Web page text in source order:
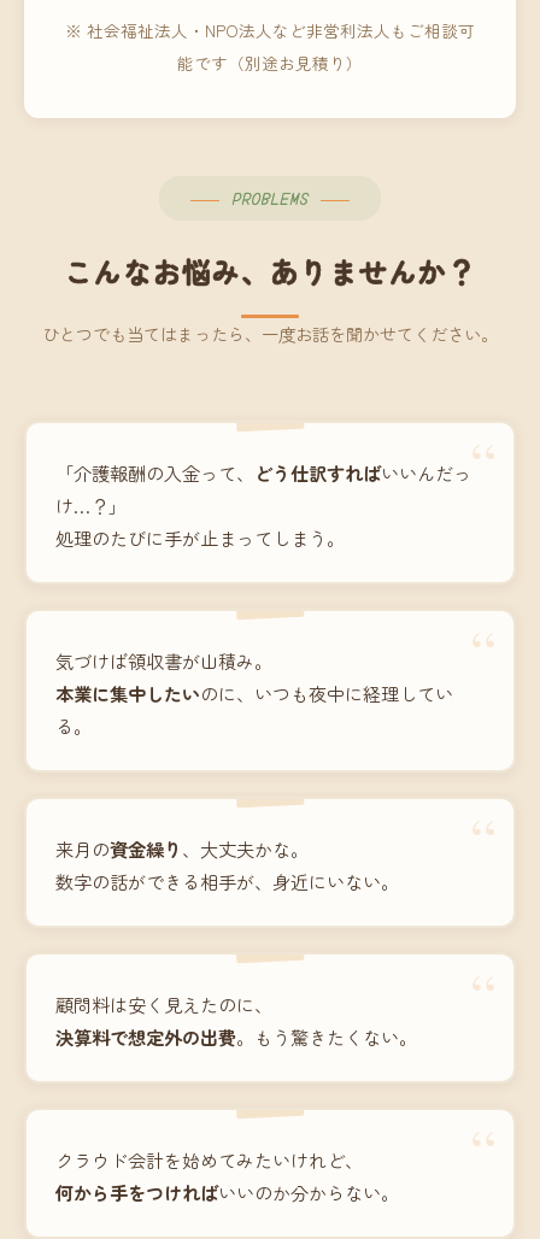
※ 社会福祉法人・NPO法人など非営利法人もご相談可
能です（別途お見積り）
PROBLEMS
こんなお悩み、ありませんか？
ひとつでも当てはまったら、一度お話を聞かせてください。
“
「介護報酬の入金って、 どう仕訳すればいいんだっ
け…？」
処理のたびに手が止まってしまう。
“
気づけば領収書が山積み。
本業に集中したいのに、いつも夜中に経理してい
る。
“
来月の資金繰り 、大丈夫かな。
数字の話ができる相手が、身近にいない。
“
顧問料は安く見えたのに、
決算料で想定外の出費。もう驚きたくない。
“
クラウド会計を始めてみたいけれど、
何から手をつければいいのか分からない。